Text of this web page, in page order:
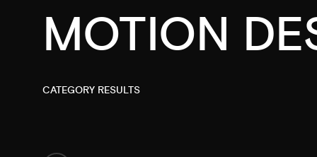
MOTION
CATEGORY RESULTS